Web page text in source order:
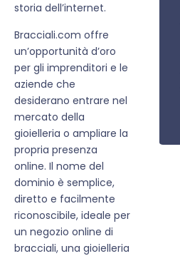
storia dell’internet.
Bracciali.com offre
un’opportunità d’oro
per gli imprenditori e le
aziende che
desiderano entrare nel
mercato della
gioielleria o ampliare la
propria presenza
online. Il nome del
dominio è semplice,
diretto e facilmente
riconoscibile, ideale per
un negozio online di
bracciali, una gioielleria